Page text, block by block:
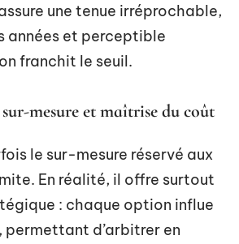
une tenue irréprochable,
années et perceptible
franchit le seuil.
mesure et maîtrise du coût
le sur-mesure réservé aux
En réalité, il offre surtout
: chaque option influe
permettant d’arbitrer en